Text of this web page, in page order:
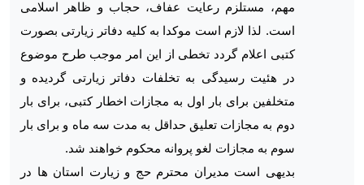
مهم، مستلزم رعایت عفاف، حجاب و ظاهر اسلامی
است. لذا لازم است موکدا به کلیه دفاتر زیارتی بصورت
کتبی اعلام گردد تخطی از این امر موجب طرح موضوع
در هئیت رسیدگی به تخلفات دفاتر زیارتی گردیده و
متخلفین برای بار اول به مجازات اخطار کتبی، برای بار
دوم به مجازات تعلیق حداقل به مدت سه ماه و برای بار
سوم به مجازات لغو پروانه محکوم خواهند شد.
بدیهی است مدیران محترم حج و زیارت استان ها در